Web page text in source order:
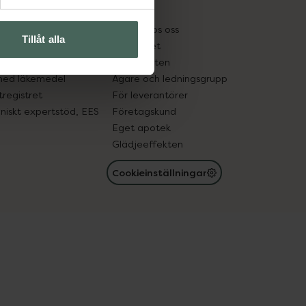
Tillåt alla
in gammal medicin
läkemedel
expertstöd, EES
Pressrum
Jobba hos oss
Hållbarhet
Samarbeten
Ägare och ledningsgrupp
För leverantörer
Företagskund
Eget apotek
Glädjeeffekten
Cookieinställningar